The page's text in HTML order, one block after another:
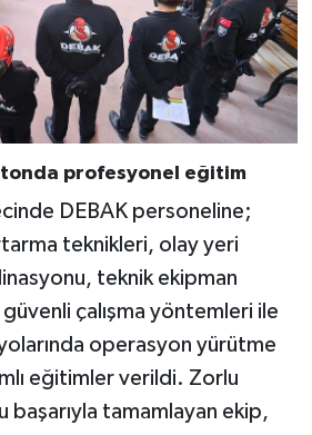
profesyonel eğitim
DEBAK personeline;
teknikleri, olay yeri
teknik ekipman
güvenli çalışma yöntemleri ile
operasyon yürütme
eğitimler verildi. Zorlu
başarıyla tamamlayan ekip,